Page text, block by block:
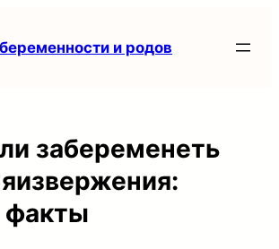
и родов
забеременеть
факты